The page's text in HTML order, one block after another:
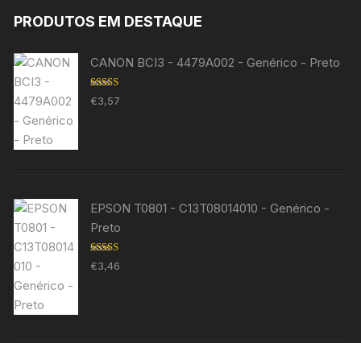
PRODUTOS EM DESTAQUE
CANON BCI3 - 4479A002 - Genérico - Preto
Avaliação
5.00de 5
€3,57
EPSON T0801 - C13T08014010 - Genérico -
Preto
Avaliação
5.00 de 5
€3,46